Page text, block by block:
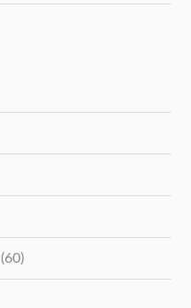
(60)